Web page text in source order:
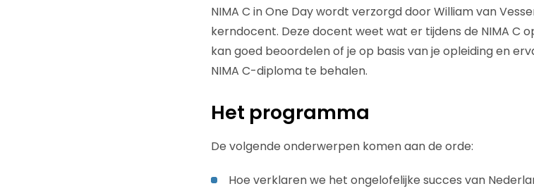
NIMA C in One Day wordt verzorgd door William van
kerndocent. Deze docent weet wat er tijdens de NIMA C
kan goed beoordelen of je op basis van je opleiding en
NIMA C-diploma te behalen.
Het programma
De volgende onderwerpen komen aan de orde:
Hoe verklaren we het ongelofelijke succes van